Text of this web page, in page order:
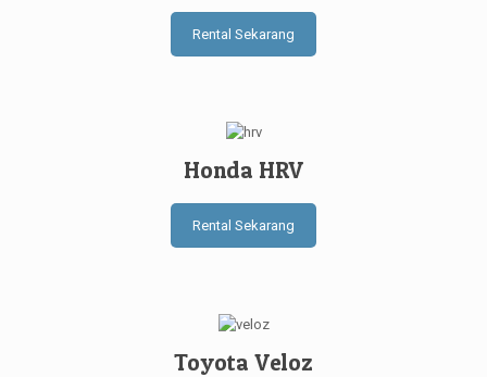
Rental Sekarang
Honda HRV
Rental Sekarang
Toyota Veloz